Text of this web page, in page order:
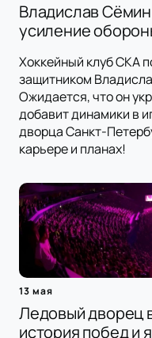
Владислав
усиление
Хоккейный клуб СКА
защитником
Ожидается, что он
добавит динамики в
дворца Санкт-
карьере и планах!
13 мая
Ледовый дворец
история побед и